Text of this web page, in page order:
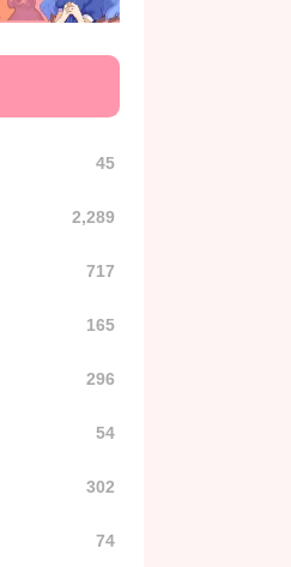
45
2,289
717
165
296
54
302
74